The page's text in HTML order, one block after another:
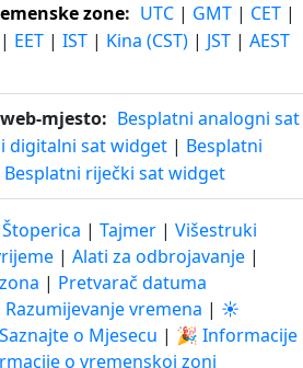
zone: UTC | GMT | CET |
| EET | IST | Kina (CST) | JST | AEST
mjesto: Besplatni analogni sat
digitalni sat widget | Besplatni
Besplatni riječki sat widget
Štoperica | Tajmer | Višestruki
| Alati za odbrojavanje |
| Pretvarač datuma
Razumijevanje vremena | ☀️
o Mjesecu | 🎉 Informacije
o vremenskoj zoni